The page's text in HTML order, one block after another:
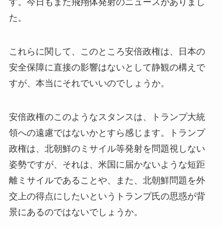
た。
これらに関して、このところ安倍政権は、日本の
安全保障に直接の影響はないとして静観の構えで
すが、本当にそれでいいのでしょうか。
安倍政権のこのようなスタンスは、トランプ大統
領への遠慮ではないかとすら感じます。トランプ
政権は、北朝鮮のミサイル等発射を問題視しない
姿勢ですが、それは、米国に届かないような短距
離ミサイルであることや、また、北朝鮮問題を外
交上の得点にしたいというトランプ氏の思惑が背
景にあるのではないでしょうか。